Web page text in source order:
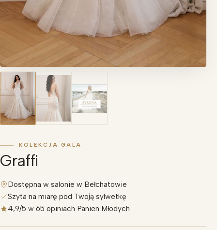
KOLEKCJA GALA
Graffi
Dostępna w salonie w Bełchatowie
Szyta na miarę pod Twoją sylwetkę
4,9/5 w 65 opiniach Panien Młodych